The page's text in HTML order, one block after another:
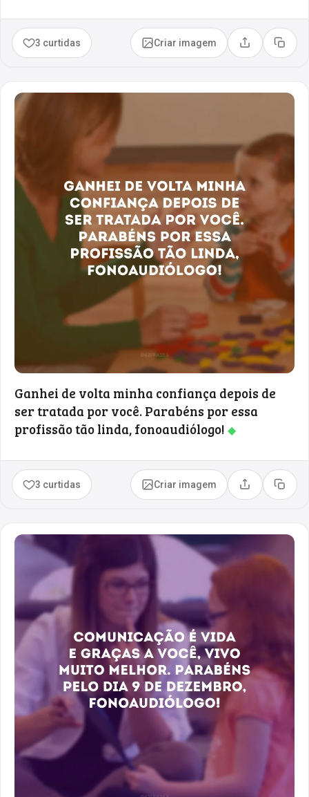
3 curtidas Criar imagem Compartilhar
Copiar
Ganhei de volta minha confiança depois de
ser tratada por você. Parabéns por essa
profissão tão linda, fonoaudiólogo! ◆
3 curtidas Criar imagem Compartilhar
Copiar